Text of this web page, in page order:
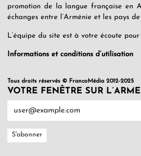
promotion de la langue française en
échanges entre l’Arménie et les pays
L’équipe du site est à votre écoute
Informations et conditions d’utilisation
Tous droits réservés © FrancoMédia 2012-2025
VOTRE FENÊTRE SUR